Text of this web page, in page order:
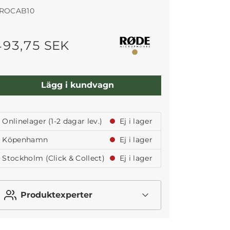
SEK
Lägg i kundvagn
Onlinelager (1-2 dagar lev.)
Ej i lager
Köpenhamn
Ej i lager
Stockholm (Click & Collect)
Ej i lager
Produktexperter